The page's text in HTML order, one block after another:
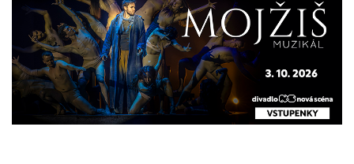
Previous